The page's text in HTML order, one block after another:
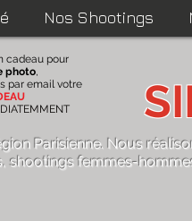
Nos Shootings
cadeau pour
photo,
par email votre
Parisienne. Nous
shootings femmes-